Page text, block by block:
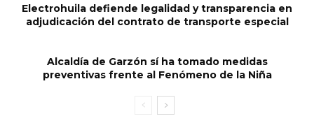
Electrohuila defiende legalidad y transparencia en
adjudicación del contrato de transporte especial
Alcaldía de Garzón sí ha tomado medidas
preventivas frente al Fenómeno de la Niña